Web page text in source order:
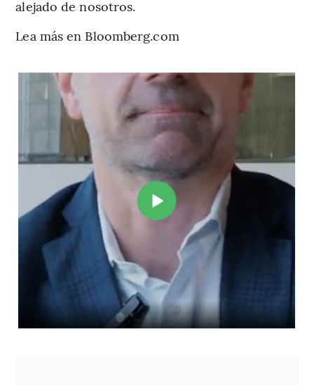
alejado de nosotros.
Lea más en Bloomberg.com